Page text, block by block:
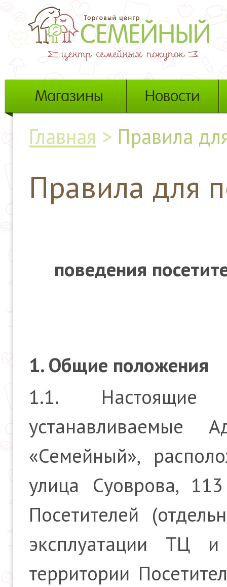
Магазины Новости
Главная > Правила
Правила для
поведения
1. Общие положения
1.1. Настоящие
устанавливаемые
«Семейный»,
улица Суоврова,
Посетителей
эксплуатации ТЦ и
территории